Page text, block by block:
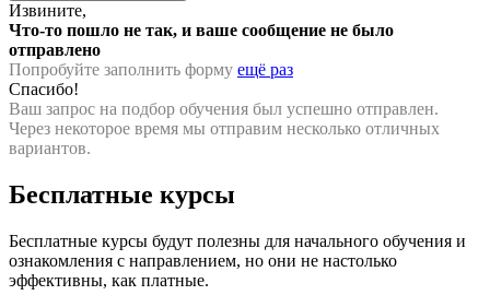
Извините,
Что-то пошло не так, и ваше сообщение не было
отправлено
Попробуйте заполнить форму ещё раз
Спасибо!
Ваш запрос на подбор обучения был успешно отправлен.
Через некоторое время мы отправим несколько отличных
вариантов.
Бесплатные курсы
Бесплатные курсы будут полезны для начального обучения и
ознакомления с направлением, но они не настолько
эффективны, как платные.